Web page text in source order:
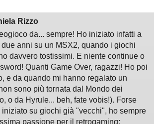
Rizzo
da... sempre! Ho iniziato infatti a
anni su un MSX2, quando i giochi
davvero tostissimi. E niente continue o
Quanti Game Over, ragazzi! Ho poi
e da quando mi hanno regalato un
sono più tornata dal Mondo dei
o da Hyrule... beh, fate vobis!). Forse
su giochi già "vecchi", ho sempre
passione per il retrogaming: